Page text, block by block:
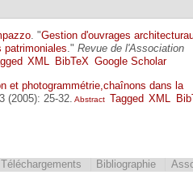
"Gestion d'ouvrages
patrimoniales ." Revue de l'Association
XML BibTeX Google Scholar
et photogrammétrie,chaînons dans la
(2005): 25-32. Abstract Tagged XML
Téléchargements Bibliographie